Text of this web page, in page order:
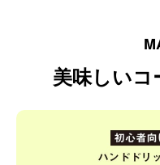
美味しいコ